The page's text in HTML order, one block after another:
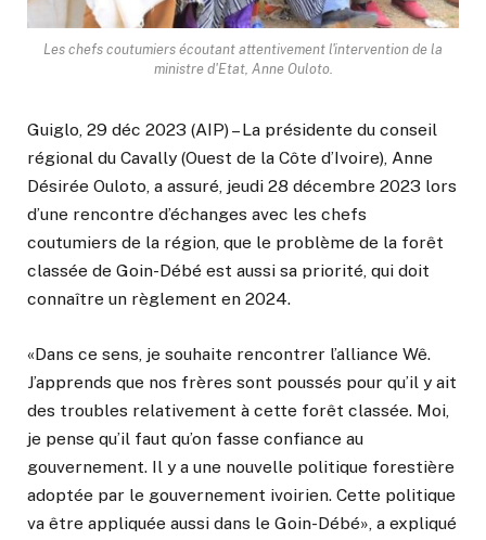
Les chefs coutumiers écoutant attentivement l'intervention de la
ministre d'Etat, Anne Ouloto.
Guiglo, 29 déc 2023 (AIP) – La présidente du conseil
régional du Cavally (Ouest de la Côte d’Ivoire), Anne
Désirée Ouloto, a assuré, jeudi 28 décembre 2023 lors
d’une rencontre d’échanges avec les chefs
coutumiers de la région, que le problème de la forêt
classée de Goin-Débé est aussi sa priorité, qui doit
connaître un règlement en 2024.
«Dans ce sens, je souhaite rencontrer l’alliance Wê.
J’apprends que nos frères sont poussés pour qu’il y ait
des troubles relativement à cette forêt classée. Moi,
je pense qu’il faut qu’on fasse confiance au
gouvernement. Il y a une nouvelle politique forestière
adoptée par le gouvernement ivoirien. Cette politique
va être appliquée aussi dans le Goin-Débé», a expliqué